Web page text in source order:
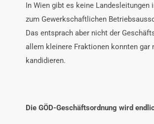
In Wien gibt es keine Landesleitungen
zum Gewerkschaftlichen
Das entsprach aber nicht der
allem kleinere Fraktionen konnten gar
kandidieren.
Die GÖD-Geschäftsordnung wird